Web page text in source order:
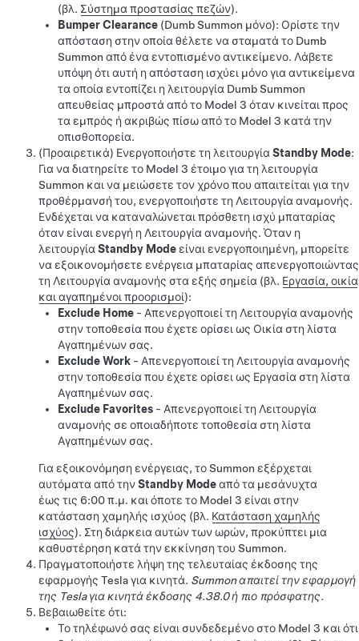
(βλ. Σύστημα προστασίας πεζών).
Bumper Clearance (Dumb Summon μόνο): Ορίστε την
απόσταση στην οποία θέλετε να σταματά το Dumb
Summon από ένα εντοπισμένο αντικείμενο. Λάβετε
υπόψη ότι αυτή η απόσταση ισχύει μόνο για αντικείμενα
τα οποία εντοπίζει η λειτουργία Dumb Summon
απευθείας μπροστά από το Model 3 όταν κινείται προς
τα εμπρός ή ακριβώς πίσω από το Model 3 κατά την
οπισθοπορεία.
(Προαιρετικά) Ενεργοποιήστε τη λειτουργία Standby Mode:
Για να διατηρείτε το Model 3 έτοιμο για τη λειτουργία
Summon και να μειώσετε τον χρόνο που απαιτείται για την
προθέρμανσή του, ενεργοποιήστε τη Λειτουργία αναμονής.
Ενδέχεται να καταναλώνεται πρόσθετη ισχύ μπαταρίας
όταν είναι ενεργή η Λειτουργία αναμονής. Όταν η
λειτουργία Standby Modeείναι ενεργοποιημένη, μπορείτε
να εξοικονομήσετε ενέργεια μπαταρίας απενεργοποιώντας
τη Λειτουργία αναμονής στα εξής σημεία (βλ. Εργασία, οικία
και αγαπημένοι προορισμοί):
Exclude Home - Απενεργοποιεί τη Λειτουργία αναμονής
στην τοποθεσία που έχετε ορίσει ως Οικία στη λίστα
Αγαπημένων σας.
Exclude Work - Απενεργοποιεί τη Λειτουργία αναμονής
στην τοποθεσία που έχετε ορίσει ως Εργασία στη λίστα
Αγαπημένων σας.
Exclude Favorites - Απενεργοποιεί τη Λειτουργία
αναμονής σε οποιαδήποτε τοποθεσία στη λίστα
Αγαπημένων σας.
Για εξοικονόμηση ενέργειας, τοSummon εξέρχεται
αυτόματα από τηνStandby Modeαπό τα μεσάνυχτα
έως τις 6:00 π.μ. και όποτε το Model 3 είναι στην
κατάσταση χαμηλής ισχύος (βλ. Κατάσταση χαμηλής
ισχύος). Στη διάρκεια αυτών των ωρών, προκύπτει μια
καθυστέρηση κατά την εκκίνηση του Summon.
Πραγματοποιήστε λήψη της τελευταίας έκδοσης της
εφαρμογής Tesla για κινητά. Summonαπαιτεί την εφαρμογή
της Tesla για κινητά έκδοσης 4.38.0 ή πιο πρόσφατης.
Βεβαιωθείτε ότι:
Το τηλέφωνό σας είναι συνδεδεμένο στο Model 3 και ότι